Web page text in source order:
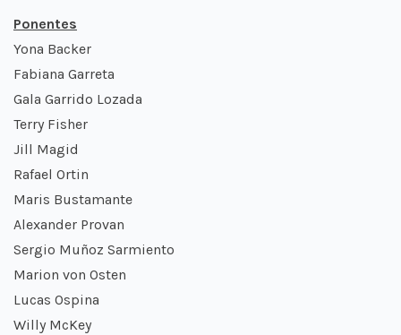
Ponentes
Yona Backer
Fabiana Garreta
Gala Garrido Lozada
Terry Fisher
Jill Magid
Rafael Ortin
Maris Bustamante
Alexander Provan
Sergio Muñoz Sarmiento
Marion von Osten
Lucas Ospina
Willy McKey